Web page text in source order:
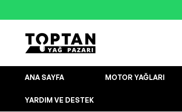
ANA SAYFA MOTOR YAĞLARI
YARDIM VE DESTEK